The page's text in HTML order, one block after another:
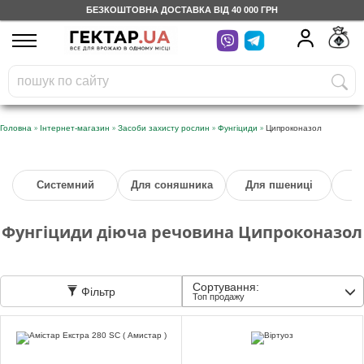
БЕЗКОШТОВНА ДОСТАВКА ВІД 40 000 ГРН
UA
На вашому
бонусному рахунку
грн
Безкоштовно по Україні
Категорії
Щоденник
Доставка
Відгуки
Головна » Інтернет-магазин » Засоби захисту рослин » Фунгіциди » Ципроконазол
Системний Для соняшника Для пшениці
Фунгіциди діюча речовина Ципроконазол
Фільтр Сортування:
Топ продажу